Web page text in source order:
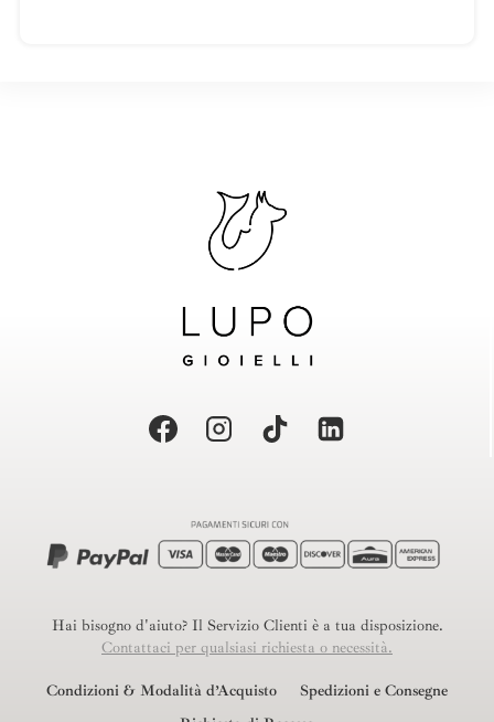
Hai bisogno d'aiuto? Il Servizio Clienti è a tua disposizione.
Contattaci per qualsiasi richiesta o necessità.
Condizioni & Modalità d’Acquisto
Spedizioni e Consegne